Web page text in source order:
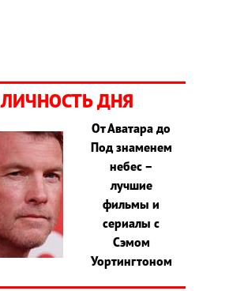
ЛИЧНОСТЬ ДНЯ
От Аватара до
Под знаменем
небес –
лучшие
фильмы и
сериалы с
Сэмом
Уортингтоном